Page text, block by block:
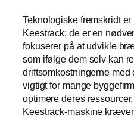
Teknologiske fremskridt
Keestrack; de er en
fokuserer på at udvikle
som ifølge dem selv kan
driftsomkostningerne
vigtigt for mange
optimere deres
Keestrack-maskine